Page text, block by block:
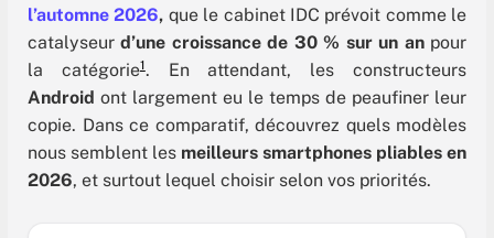
l’automne 2026, que le cabinet IDC prévoit comme le
catalyseurd’une croissance de 30 % sur un anpour
la catégorie1. En attendant, les constructeurs
Android ont largement eu le temps de peaufiner leur
copie. Dans ce comparatif, découvrez quels modèles
nous semblent les meilleurs smartphones pliables en
2026, et surtout lequel choisir selon vos priorités.